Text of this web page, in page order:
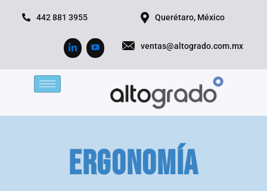
442 881 3955
ventas@altogrado.com.mx
Querétaro, México
Ergonomía